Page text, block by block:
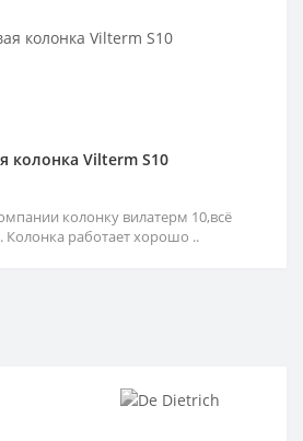
колонка Vilterm S10
колонку вилатерм 10,всё
Колонка работает хорошо ..